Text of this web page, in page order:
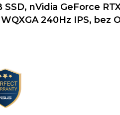
priključci osiguravaju
kvalitetnim
za svakodnevni rad i
SSD, nVidia GeForce
WQXGA 240Hz IPS, bez